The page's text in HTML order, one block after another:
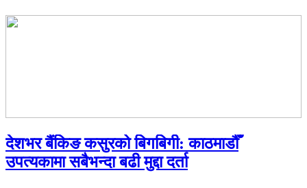
देशभर बैंकिङ कसुरको बिगबिगी: काठमाडौँ
उपत्यकामा सबैभन्दा बढी मुद्दा दर्ता